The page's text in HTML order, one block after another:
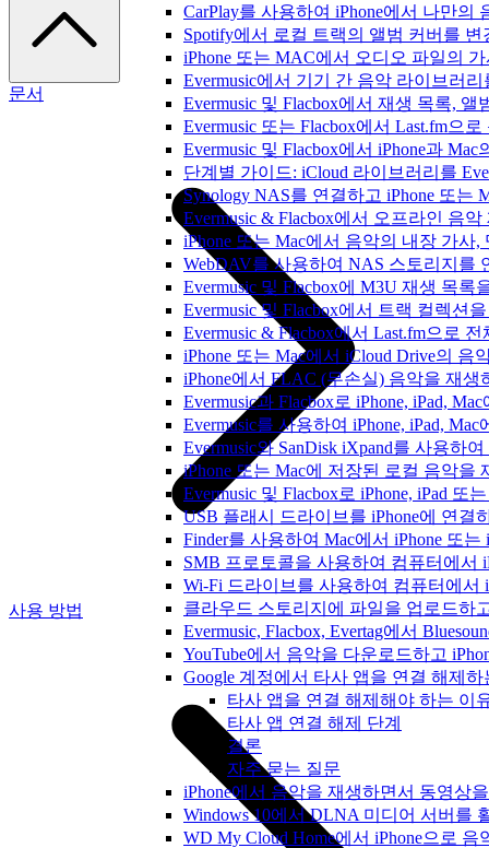
CarPlay를 사용하여 iPhone에서 나만의
Spotify에서 로컬 트랙의 앨범 커버를
iPhone 또는 MAC에서 오디오 파일의
Evermusic에서 기기 간 음악 라이브러
Evermusic 및 Flacbox에서 재생 목록,
Evermusic 또는 Flacbox에서 Last.fm으
Evermusic 및 Flacbox에서 iPhone과
단계별 가이드: iCloud 라이브러리를
Synology NAS를 연결하고 iPhone 또는
Evermusic & Flacbox에서 오프라인 음
iPhone 또는 Mac에서 음악의 내장 가사
WebDAV를 사용하여 NAS 스토리지를
Evermusic 및 Flacbox에 M3U 재생 목록
Evermusic 및 Flacbox에서 트랙 컬렉션
Evermusic & Flacbox에서 Last.fm으로
iPhone 또는 Mac에서 iCloud Drive의 음
iPhone에서 FLAC (무손실) 음악을 재생
Evermusic과 Flacbox로 iPhone, iPad,
Evermusic를 사용하여 iPhone, iPad,
Evermusic와 SanDisk iXpand를 사용하
iPhone 또는 Mac에 저장된 로컬 음악을
Evermusic 및 Flacbox로 iPhone, iPad
USB 플래시 드라이브를 iPhone에 연
Finder를 사용하여 Mac에서 iPhone 또
SMB 프로토콜을 사용하여 컴퓨터에서
Wi-Fi 드라이브를 사용하여 컴퓨터에서
클라우드 스토리지에 파일을 업로드하
Evermusic, Flacbox, Evertag에서
YouTube에서 음악을 다운로드하고
Google 계정에서 타사 앱을 연결 해제하
타사 앱을 연결 해제해야 하는 이
타사 앱 연결 해제 단계
결론
자주 묻는 질문
iPhone에서 음악을 재생하면서 동영상
Windows 10에서 DLNA 미디어 서버를
WD My Cloud Home에서 iPhone으로
문서
사용 방법